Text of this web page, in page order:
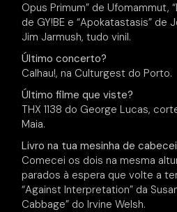
Opus Primum” de Ufomammut,
de GY!BE e “Apokatastasis” de
Jim Jarmush, tudo vinil.
Último concerto?
Calhau!, na Culturgest do Porto.
Último filme que viste?
THX 1138 do George Lucas,
Maia.
Livro na tua mesinha de
Comecei os dois na mesma
parados à espera que volte a
“Against Interpretation” da
Cabbage” do Irvine Welsh.